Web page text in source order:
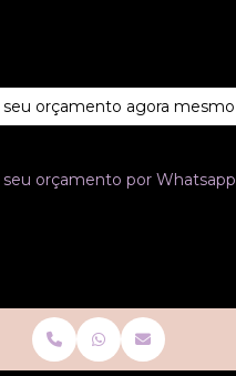
seu orçamento agora mesmo
seu orçamento por Whatsapp